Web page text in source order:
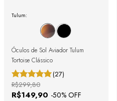
Tulum:
Óculos de Sol Aviador Tulum
Tortoise Clássico
(27)
R$149,90 -50% OFF
R$299,80